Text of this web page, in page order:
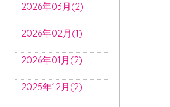
2026年03月(2)
2026年02月(1)
2026年01月(2)
2025年12月(2)